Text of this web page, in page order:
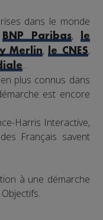
dans le monde
BNP Paribas,
le
Merlin, le CNES,
...
plus connus dans
est encore
Harris Interactive,
Français savent
à une démarche